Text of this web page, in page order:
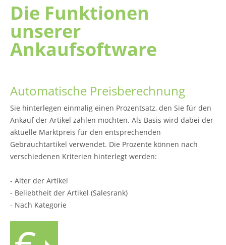
Die Funktionen
unserer
Ankaufsoftware
Automatische Preisberechnung
Sie hinterlegen einmalig einen Prozentsatz, den Sie für den
Ankauf der Artikel zahlen möchten. Als Basis wird dabei der
aktuelle Marktpreis für den entsprechenden
Gebrauchtartikel verwendet. Die Prozente können nach
verschiedenen Kriterien hinterlegt werden:
- Alter der Artikel
- Beliebtheit der Artikel (Salesrank)
- Nach Kategorie